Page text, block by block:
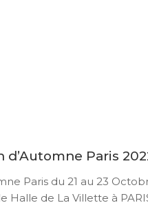
d’Automne Paris
Paris du 21 au 23
Halle de La Villette à